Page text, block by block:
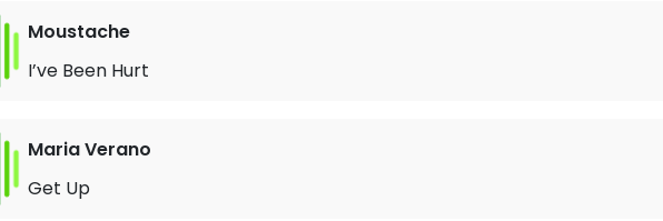
Moustache
I’ve Been Hurt
Maria Verano
Get Up